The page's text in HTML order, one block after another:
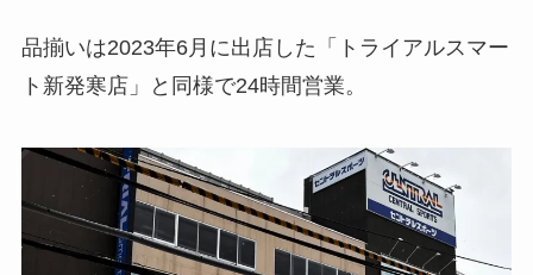
品揃いは2023年6月に出店した「トライアルスマー
ト新発寒店」と同様で24時間営業。